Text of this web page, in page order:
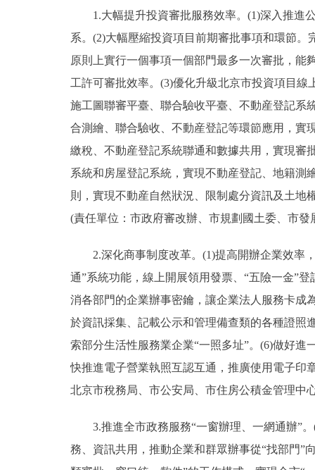
1.大幅提升投資審批服務效率。(1)深入推進公
系。(2)大幅壓縮投資項目前期審批事項和環節。
原則上實行一個事項一個部門最多一次審批，
工許可審批效率。(3)優化升級北京市投資項目
施工圖聯審平臺、聯合驗收平臺、不動産登記系
合測繪、聯合驗收、不動産登記等環節應用，實
繳稅、不動産登記系統聯通和數據共用，實現審
系統和房屋登記系統，實現不動産登記、地籍測
則，實現不動産自然狀況、限制處分資訊及土地
(責任單位：市政府審改辦、市規劃國土委、市
2.深化商事制度改革。(1)提高開辦企業效率，
通”系統功能，線上開展領用發票、“五險一金”
消各部門的企業辦事密鑰，讓企業法人服務卡成
於資訊採集、記載公示和管理備查類的各種證照
索部分生活性服務業企業“一照多址”。(6)做好
快推進電子營業執照互認互通，推廣使用電子印
北京市稅務局、市公安局、市住房公積金管理中
3.推進全市政務服務“一窗辦理、一網通辦”。
務、資訊共用，推動企業和群眾辦事從“找部門”